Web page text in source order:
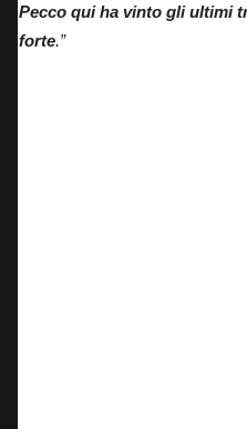
Pecco qui ha vinto gli ultimi
forte.”